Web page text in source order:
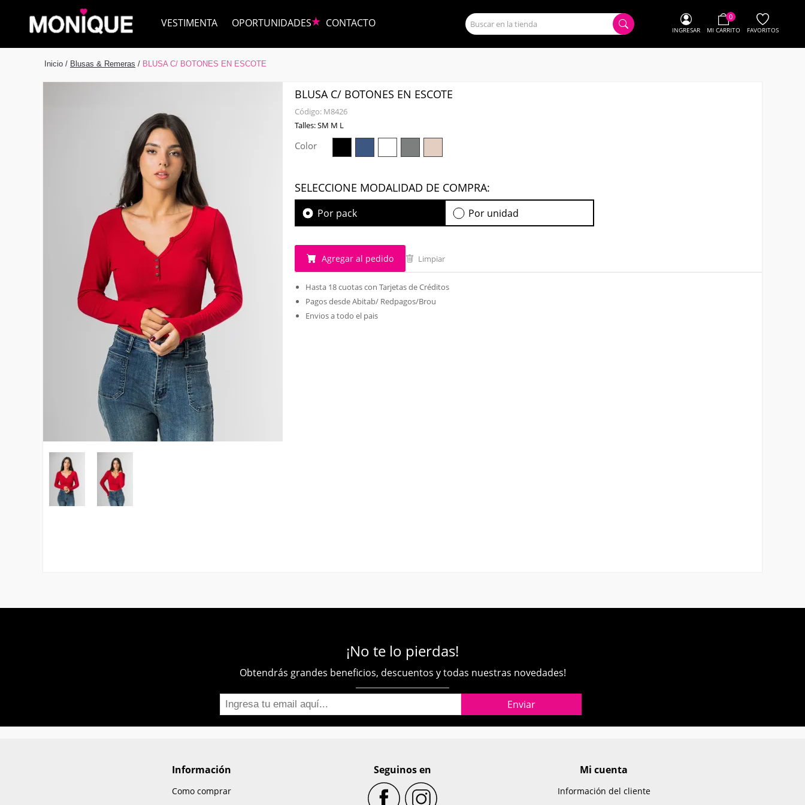
0
MI CARRITO FAVORITOS
INGRESAR
VESTIMENTA OPORTUNIDADES CONTACTO
Inicio / Blusas & Remeras / BLUSA C/ BOTONES EN ESCOTE
BLUSA C/ BOTONES EN ESCOTE
Código: M8426
Talles: SM M L
Color
SELECCIONE MODALIDAD DE COMPRA:
Por pack Por unidad
Agregar al pedido Limpiar
Hasta 18 cuotas con Tarjetas de Créditos
Pagos desde Abitab/ Redpagos/Brou
Envios a todo el pais
¡No te lo pierdas!
Obtendrás grandes beneficios, descuentos y todas nuestras novedades!
Información
Como comprar
Seguinos en Mi cuenta
Información del cliente